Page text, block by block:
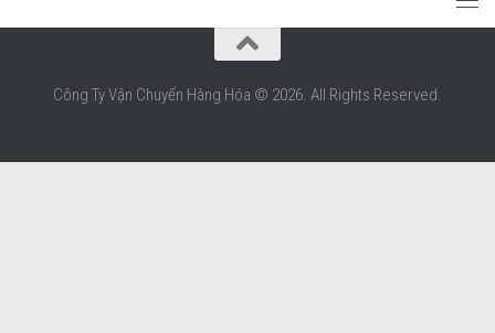
Công Ty Vận Chuyển Hàng Hóa © 2026. All Rights Reserved.